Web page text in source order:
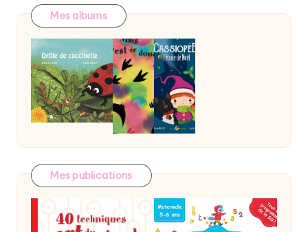
Mes albums
Mes publications